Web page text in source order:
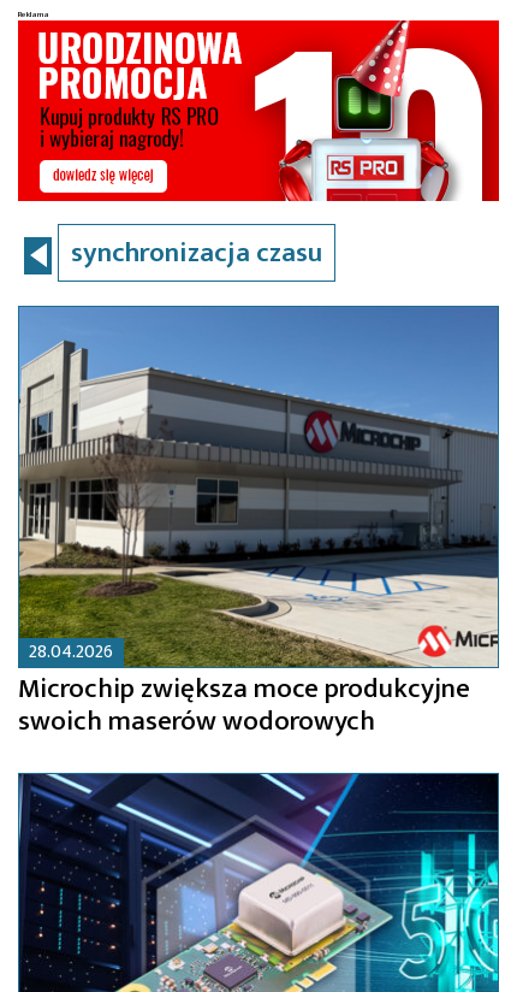
synchronizacja czasu
28.04.2026
Microchip zwiększa moce produkcyjne
swoich maserów wodorowych